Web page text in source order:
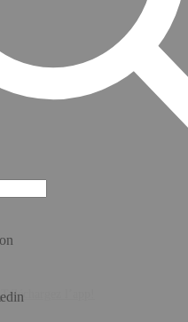
Téléchargez l’app!